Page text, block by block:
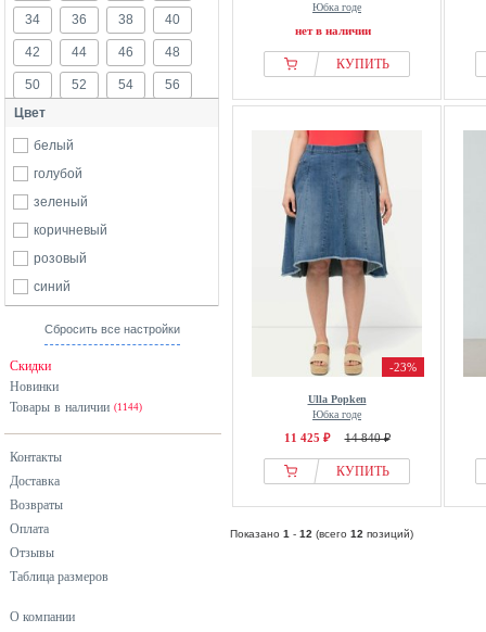
34 36 38 40
42 44 46 48
50 52 54 56
58
Цвет
белый
голубой
зеленый
коричневый
розовый
синий
Сбросить все настройки
Скидки
Новинки
Товары в наличии (1144)
Контакты
Доставка
Возвраты
Оплата
Отзывы
Таблица размеров
О компании
Юбка годе
нет в наличии
КУПИТЬ
-23%
Ulla Popken
Юбка годе
11 425 ₽ 14 840 ₽
КУПИТЬ
Показано 1 - 12 (всего 12 позиций)